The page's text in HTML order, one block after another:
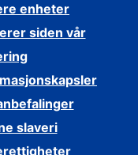
enheter
siden vår
slaveri